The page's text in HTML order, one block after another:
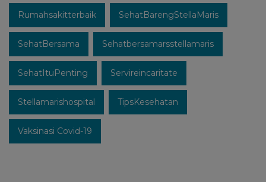
Rumahsakitterbaik SehatBarengStellaMaris
SehatBersama Sehatbersamarsstellamaris
SehatItuPenting Servireincaritate
Stellamarishospital TipsKesehatan
Vaksinasi Covid-19